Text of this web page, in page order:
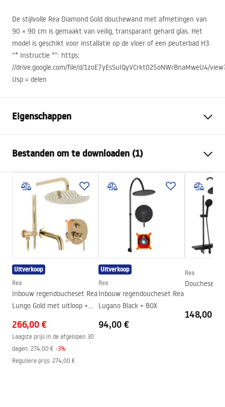
De stijlvolle Rea Diamond Gold douchewand met afmetingen van
90 × 90 cm is gemaakt van veilig, transparant gehard glas. Het
model is geschikt voor installatie op de vloer of een peuterbad H3.
“* Instructie *”: https:
//drive.google.com/file/d/1zoE7yEsSuIQyVCrkt025oNWrBnaMweU4/
Usp = delen
Eigenschappen
Kleur
Helder goud
Type cabine
Hoek
De kleur van het glas
Transparant 6mm
De manier van openen
Kantelbaar
Installatie
Op het peuterbad of op de
Hoogte (mm)
1950 mm
Richting van de cabine
Universeel
Garantie
Easy Clean-coating
Deurglas - aan beide zijden,
vast glas - aan één zijde
Bestanden om te downloaden (1)
shower manual
shower manual.pdf
Uitverkoop
Rea
Inbouw regendoucheset Rea
Lungo Gold met uitloop +
266,00 €
Laagste prijs in de afgelopen 30
dagen: 274,00 € -3%
Reguliere prijs: 274,00 €
Uitverkoop
Rea
Inbouw regendoucheset Rea
Lugano Black + BOX
94,00 €
Rea
Doucheset
148,00 €